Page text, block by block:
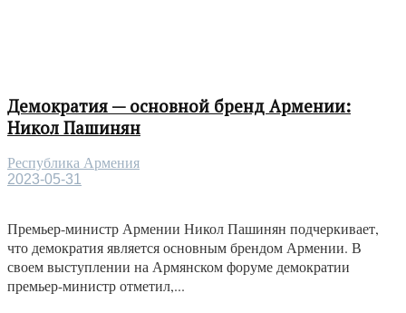
Демократия — основной бренд Армении:
Никол Пашинян
Республика Армения
2023-05-31
Премьер-министр Армении Никол Пашинян подчеркивает,
что демократия является основным брендом Армении. В
своем выступлении на Армянском форуме демократии
премьер-министр отметил,...